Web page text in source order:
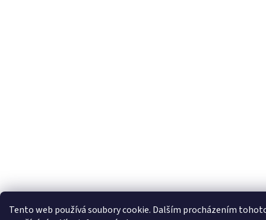
Tento web používá soubory cookie. Dalším procházením